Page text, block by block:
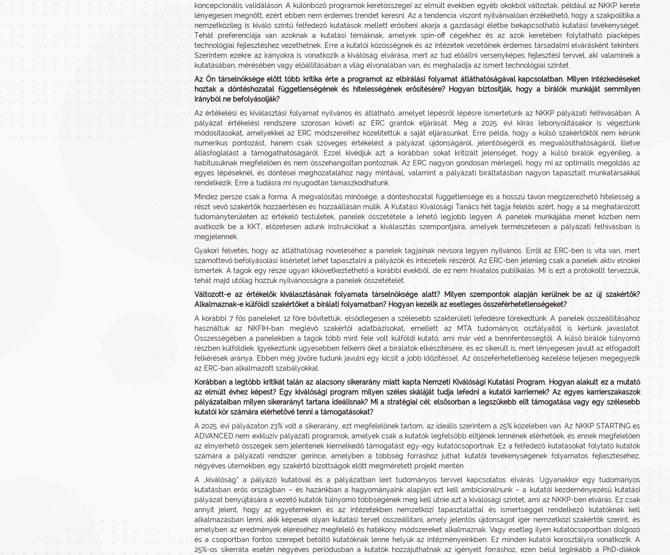
koncepcionális validáláson. A különböző programok keretösszegei az elmúlt években egyéb okokból változtak, például az NKKP kerete
lényegesen megnőtt, ezért ebben nem érdemes trendet keresni. Az a tendencia viszont nyilvánvalóan érzékelhető, hogy a szakpolitika a
nemzetközileg is kiváló szintű felfedező kutatások mellett erősíteni akarja a gazdasági életbe bekapcsolható kutatási tevékenységet.
Tehát preferenciája van azoknak a kutatási témáknak, amelyek spin-off cégekhez és az azok keretében folytatható piacképes
technológiai fejlesztéshez vezethetnek. Erre a kutatói közösségnek és az intézetek vezetőinek érdemes társadalmi elvárásként tekinteni.
Szerintem ezekre az irányokra is vonatkozik a kiválóság elvárása, mert az tud előállni versenyképes fejlesztési tervvel, aki valaminek a
kutatásában, mérésében vagy előállításában a világ élvonalában van, és meghaladja az ismert technológiai szintet.
Az Ön társelnöksége előtt több kritika érte a programot az elbírálási folyamat átláthatóságával kapcsolatban. Milyen intézkedéseket
hoztak a döntéshozatal függetlenségének és hitelességének erősítésére? Hogyan biztosítják, hogy a bírálók munkáját semmilyen
irányból ne befolyásolják?
Az értékelési és kiválasztási folyamat nyilvános és átlátható, amelyet lépésről lépésre ismertetünk az NKKP pályázati felhívásában. A
pályázat értékelési rendszere szorosan követi az ERC grantok eljárását. Még a 2025. évi kiírás lebonyolításakor is végeztünk
módosításokat, amelyekkel az ERC módszereihez közelítettük a saját eljárásunkat. Erre példa, hogy a külső szakértőktől nem kérünk
numerikus pontozást, hanem csak szöveges értékelést a pályázat újdonságáról, jelentőségéről és megvalósíthatóságáról, illetve
állásfoglalást a támogathatóságáról. Ezzel kivédjük azt a korábban sokat kritizált jelenséget, hogy a külső bírálók egyénileg, a
habitusuknak megfelelően és nem összehangoltan pontoznak. Az ERC nagyon gondosan mérlegeli, hogy mi az optimális megoldás az
egyes lépéseknél, és döntései meghozatalához nagy mintával, valamint a pályázati bíráltatásban nagyon tapasztalt munkatársakkal
rendelkezik. Erre a tudásra mi nyugodtan támaszkodhatunk.
Mindez persze csak a forma. A megvalósítás minősége, a döntéshozatal függetlensége és a hosszú távon megszerezhető hitelesség a
részt vevő szakértők hozzáértésén és hozzáállásán múlik. A Kutatási Kiválósági Tanács hét tagja felelős azért, hogy a 14 meghatározott
tudományterületen az értékelő testületek, panelek összetétele a lehető legjobb legyen. A panelek munkájába menet közben nem
avatkozik be a KKT, előzetesen adunk instrukciókat a kiválasztás szempontjaira, amelyek természetesen a pályázati felhívásban is
megjelennek.
Gyakori felvetés, hogy az átláthatóság növeléséhez a panelek tagjainak névsora legyen nyilvános. Erről az ERC-ben is vita van, mert
számottevő befolyásolási kísérletet lehet tapasztalni a pályázók és intézeteik részéről. Az ERC-ben jelenleg csak a panelek aktív elnökei
ismertek. A tagok egy része ugyan kikövetkeztethető a korábbi évekből, de ez nem hivatalos publikálás. Mi is ezt a protokollt tervezzük,
tehát majd utólag hozzuk nyilvánosságra a panelek összetételét.
Változott-e az értékelők kiválasztásának folyamata társelnöksége alatt? Milyen szempontok alapján kerülnek be az új szakértők?
Alkalmaznak-e külföldi szakértőket a bírálati folyamatban? Hogyan kezelik az esetleges összeférhetetlenségeket?
A korábbi 7 fős paneleket 12 főre bővítettük, elsődlegesen a szélesebb szakterületi lefedésre törekedtünk. A panelek összeállításához
használtuk az NKFIH-ban meglévő szakértői adatbázisokat, emellett az MTA tudományos osztályaitól is kértünk javaslatot.
Összességében a panelekben a tagok több mint fele volt külföldi kutató, ami már véd a bennfentességtől. A külső bírálók túlnyomó
részben külföldiek. Igyekeztünk ügyesebben felkérni őket a bírálatok elkészítésére, és ez sikerült is, mert lényegesen javult az elfogadott
felkérések aránya. Ebben még jövőre tudunk javulni egy kicsit a jobb időzítéssel. Az összeférhetetlenség kezelése teljesen megegyezik
az ERC-ban alkalmazott szabályokkal.
Korábban a legtöbb kritikát talán az alacsony sikerarány miatt kapta Nemzeti Kiválósági Kutatási Program. Hogyan alakult ez a mutató
az elmúlt évhez képest? Egy kiválósági program milyen széles skáláját tudja lefedni a kutatói karriernek? Az egyes karrierszakaszok
pályázataiban milyen sikerarányt tartana ideálisnak? Mi a stratégiai cél: elsősorban a legszűkebb elit támogatása vagy egy szélesebb
kutatói kör számára elérhetővé tenni a támogatásokat?
A 2025. évi pályázaton 23% volt a sikerarány, ezt megfelelőnek tartom, az ideális szerintem a 25% közelében van. Az NKKP STARTING és
ADVANCED nem exkluzív pályázati programok, amelyek csak a kutatók legfelsőbb elitjének lennének elérhetőek, és ennek megfelelően
az elnyerhető összegek sem jelentenek kiemelkedő támogatást egy-egy kutatócsoportnak. Ez a felfedező kutatásokat folytató kutatók
számára a pályázati rendszer gerince, amelyben a többség forráshoz juthat kutatói tevékenységének folyamatos fejlesztéséhez,
négyéves ütemekben, egy szakértő bizottságok előtt megméretett projekt mentén.
A „kiválóság” a pályázó kutatóval és a pályázatban leírt tudományos tervvel kapcsolatos elvárás. Ugyanakkor egy tudományos
kutatásban erős országban – és hazánkban a hagyományaink alapján ezt kell ambicionálnunk – a kutatói kezdeményezésű kutatási
pályázat benyújtására a vezető kutatók túlnyomó többségének meg kell ütnie azt a kiválósági szintet, ami az NKKP-ben elvárás. Ez csak
annyit jelent, hogy az egyetemeken és az intézetekben nemzetközi tapasztalattal és ismertséggel rendelkező kutatóknak kell
alkalmazásban lenni, akik képesek olyan kutatási tervet összeállítani, amely jelentős újdonságot ígér nemzetközi szakértők szerint, és
amelyben az eredmények eléréséhez megfelelő és hatékony módszereket alkalmaznak. Vagy esetleg ilyen kutatócsoportban dolgozó
és a csoportban fontos szerepet betöltő kutatóknak lenne helyük az intézményeinkben. Ez minden kutatói korosztályra vonatkozik. A
25%-os sikerráta esetén négyéves periódusban a kutatók hozzájuthatnak az igényelt forráshoz, ezen belül leginkább a PhD-diákok